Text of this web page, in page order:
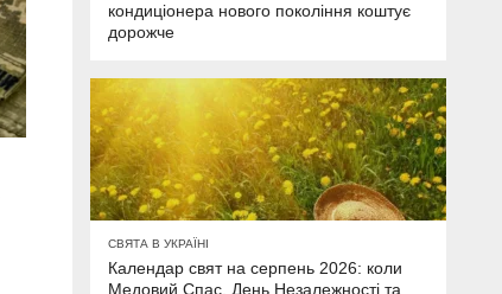
кондиціонера нового покоління коштує
дорожче
СВЯТА В УКРАЇНІ
Календар свят на серпень 2026: коли
Медовий Спас, День Незалежності та